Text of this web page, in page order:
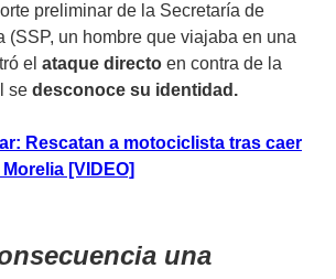
preliminar de la Secretaría de
(SSP, un hombre que viajaba en una
el ataque directo en contra de la
se desconoce su identidad.
Rescatan a motociclista tras caer
[VIDEO]
una